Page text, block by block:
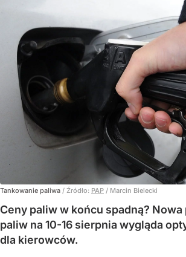
Tankowanie paliwa / Źródło: PAP / Marcin Bielecki
Ceny paliw w końcu spadną?
paliw na 10-16 sierpnia wygląda
dla kierowców.